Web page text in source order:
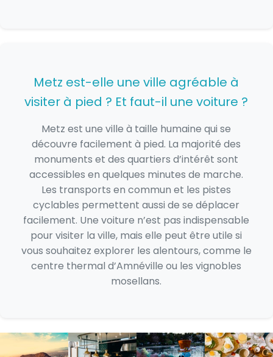
Metz est-elle une ville agréable à
visiter à pied ? Et faut-il une voiture ?
Metz est une ville à taille humaine qui se
découvre facilement à pied. La majorité des
monuments et des quartiers d’intérêt sont
accessibles en quelques minutes de marche.
Les transports en commun et les pistes
cyclables permettent aussi de se déplacer
facilement. Une voiture n’est pas indispensable
pour visiter la ville, mais elle peut être utile si
vous souhaitez explorer les alentours, comme le
centre thermal d’Amnéville ou les vignobles
mosellans.